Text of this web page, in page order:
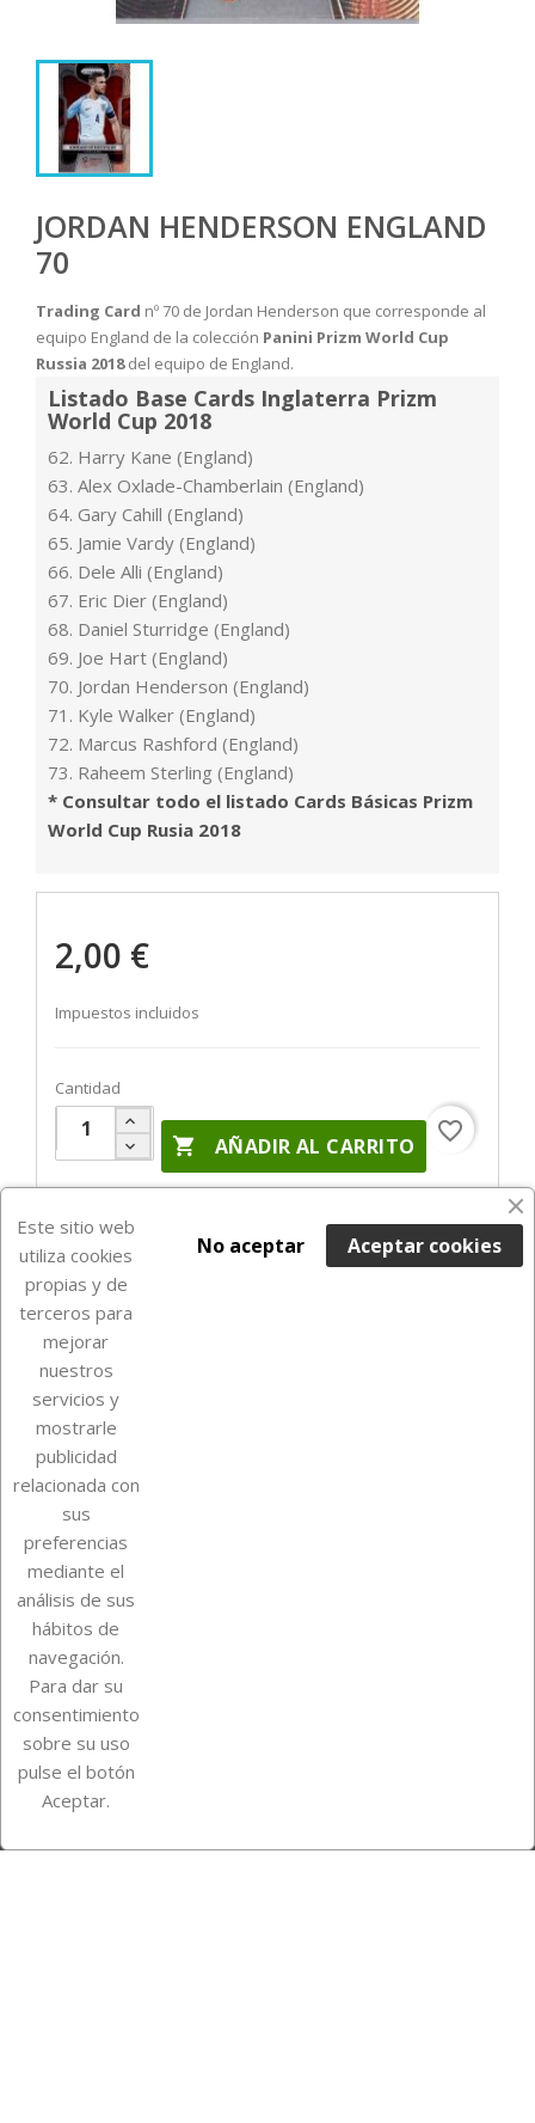
JORDAN HENDERSON ENGLAND
70
Trading Card nº 70 de Jordan Henderson que corresponde al
equipo England de la colección Panini Prizm World Cup
Russia 2018del equipo de England.
Listado Base Cards Inglaterra Prizm
World Cup 2018
62. Harry Kane (England)
63. Alex Oxlade-Chamberlain (England)
64. Gary Cahill (England)
65. Jamie Vardy (England)
66. Dele Alli (England)
67. Eric Dier (England)
68. Daniel Sturridge (England)
69. Joe Hart (England)
70. Jordan Henderson (England)
71. Kyle Walker (England)
72. Marcus Rashford (England)
73. Raheem Sterling (England)
* Consultar todo el listado Cards Básicas Prizm
World Cup Rusia 2018
2,00 €
Impuestos incluidos
Cantidad
 AÑADIR AL CARRITO
favorite_border

Su cuenta
Información de la tienda
InstagramTikTok
Este sitio web
utiliza cookies
propias y de
terceros para
mejorar
nuestros
servicios y
mostrarle
publicidad
relacionada con
sus
preferencias
mediante el
análisis de sus
hábitos de
navegación.
Para dar su
consentimiento
sobre su uso
pulse el botón
Aceptar.
Aceptar cookies
No aceptar